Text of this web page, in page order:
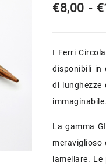
€8,00 - €
I Ferri
disponibili in
di lunghezze
immaginabile.
La gamma
meraviglioso
lamellare.